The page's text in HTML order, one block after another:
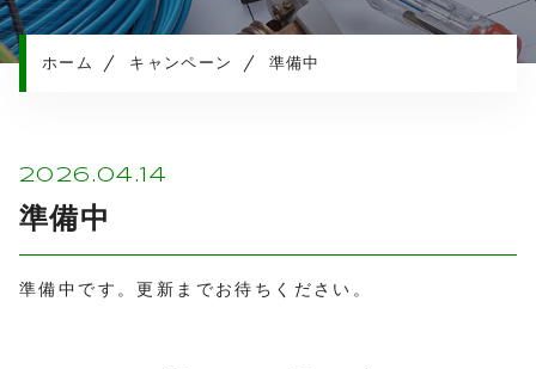
施工の流れ
ホーム キャンペーン 準備中
2026.04.14
準備中
準備中です。更新までお待ちください。